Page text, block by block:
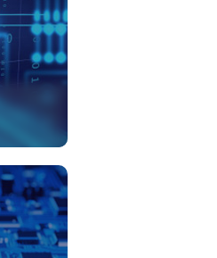
工具告
警噪
加强
修